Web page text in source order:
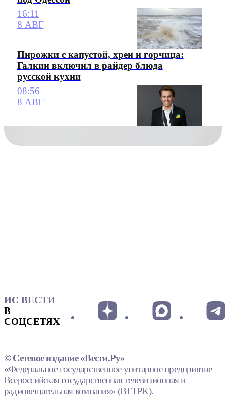
16:11
8 АВГ
Пирожки с капустой, хрен и горчица:
Галкин включил в райдер блюда
русской кухни
08:56
8 АВГ
ИС ВЕСТИ
В
СОЦСЕТЯХ
© Сетевое издание «Вести.Ру»
«Федеральное государственное унитарное предприятие
Всероссийская государственная телевизионная и
радиовещательная компания» (ВГТРК).